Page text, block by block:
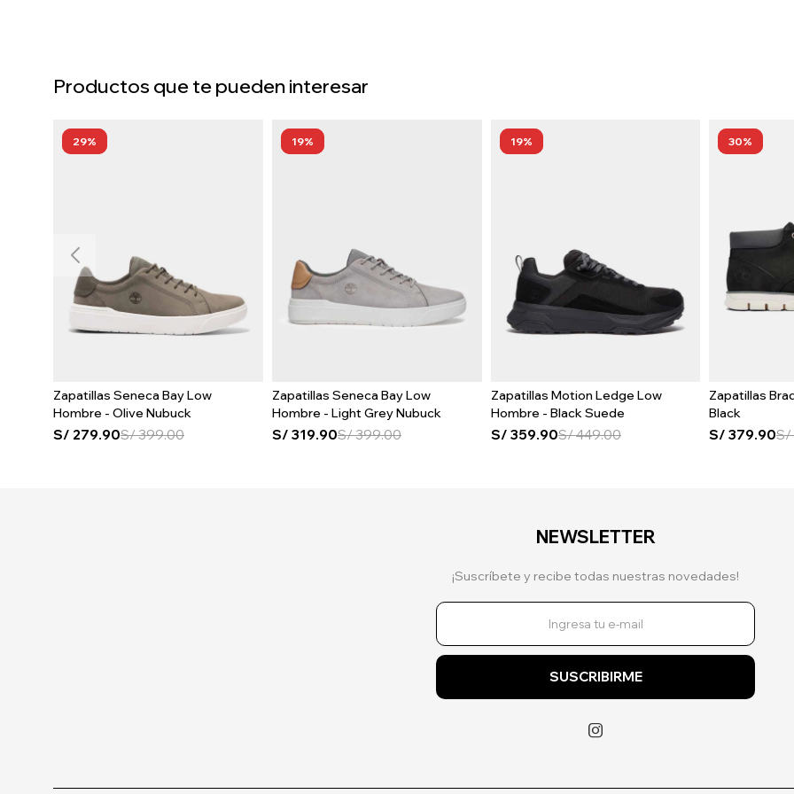
Productos que te pueden interesar
29
Zapatillas Seneca Bay Low
Hombre - Olive Nubuck
S/ 279.90S/399.00
19
Zapatillas Seneca Bay Low
Hombre - Light Grey Nubuck
S/ 319.90S/399.00
19
Zapatillas Motion Ledge Low
Hombre - Black Suede
S/ 359.90S/449.00
30
Zapatillas
Black
S/ 379.90S/
NEWSLETTER
¡Suscríbete y recibe todas nuestras novedades!
SUSCRIBIRME
